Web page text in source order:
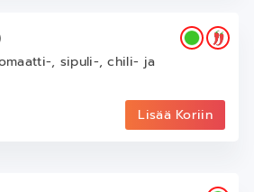
, sipuli-, chili- ja
Lisää Koriin